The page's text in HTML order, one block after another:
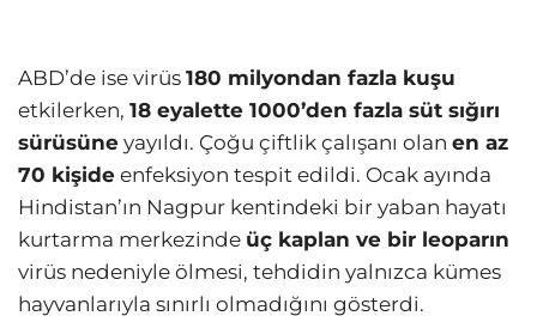
ABD’de ise virüs 180 milyondan fazla kuşu
etkilerken, 18 eyalette 1000’den fazla süt sığırı
sürüsüne yayıldı. Çoğu çiftlik çalışanı olan en az
70 kişide enfeksiyon tespit edildi. Ocak ayında
Hindistan’ın Nagpur kentindeki bir yaban hayatı
kurtarma merkezinde üç kaplan ve bir leoparın
virüs nedeniyle ölmesi, tehdidin yalnızca kümes
hayvanlarıyla sınırlı olmadığını gösterdi.